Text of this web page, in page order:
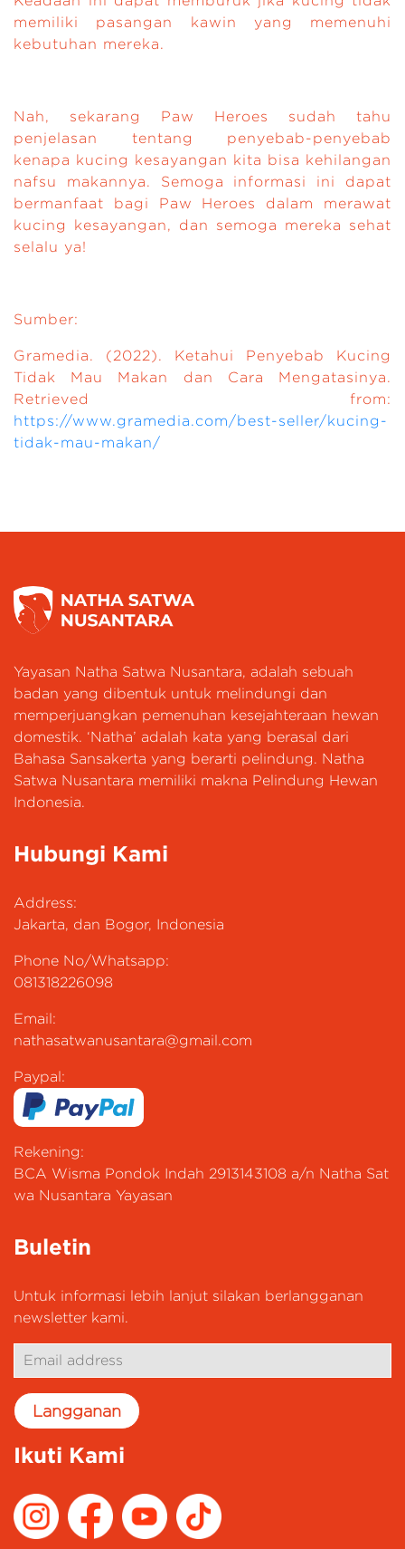
memiliki pasangan kawin yang memenuhi
kebutuhan mereka.
Nah, sekarang Paw Heroes sudah tahu
penjelasan tentang penyebab-penyebab
kenapa kucing kesayangan kita bisa kehilangan
nafsu makannya. Semoga informasi ini dapat
bermanfaat bagi Paw Heroes dalam merawat
kucing kesayangan, dan semoga mereka sehat
selalu ya!
Sumber:
Gramedia. (2022). Ketahui Penyebab Kucing
Tidak Mau Makan dan Cara Mengatasinya.
Retrieved from:
https://www.gramedia.com/best-seller/kucing-
tidak-mau-makan/
Yayasan Natha Satwa Nusantara, adalah sebuah
badan yang dibentuk untuk melindungi dan
memperjuangkan pemenuhan kesejahteraan hewan
domestik. ‘Natha’ adalah kata yang berasal dari
Bahasa Sansakerta yang berarti pelindung. Natha
Satwa Nusantara memiliki makna Pelindung Hewan
Indonesia.
Hubungi Kami
Address:
Jakarta, dan Bogor, Indonesia
Phone No/Whatsapp:
081318226098
Email:
nathasatwanusantara@gmail.com
Paypal:
Rekening:
BCA Wisma Pondok Indah 2913143108 a/n Natha Sat
wa Nusantara Yayasan
Buletin
Untuk informasi lebih lanjut silakan berlangganan
newsletter kami.
Ikuti Kami